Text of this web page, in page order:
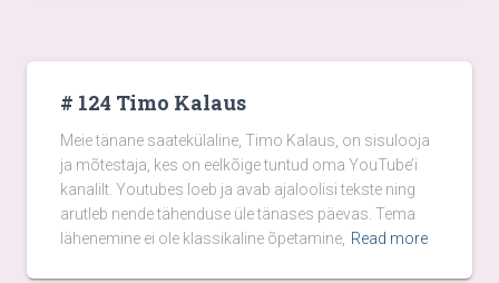
# 124 Timo Kalaus
Meie tänane saatekülaline, Timo Kalaus, on sisulooja
ja mõtestaja, kes on eelkõige tuntud oma YouTube’i
kanalilt. Youtubes loeb ja avab ajaloolisi tekste ning
arutleb nende tähenduse üle tänases päevas. Tema
lähenemine ei ole klassikaline õpetamine, Read more